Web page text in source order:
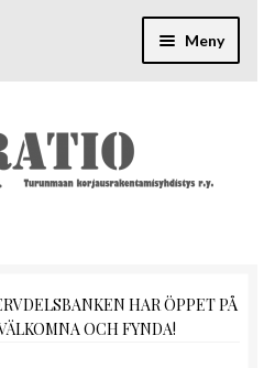
Meny
HAR ÖPPET PÅ
OCH FYNDA!